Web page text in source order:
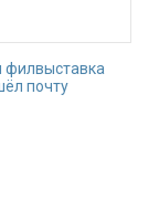
филвыставка
почту